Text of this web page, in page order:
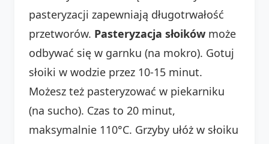
pasteryzacji zapewniają długotrwałość
przetworów. Pasteryzacja słoików może
odbywać się w garnku (na mokro). Gotuj
słoiki w wodzie przez 10-15 minut.
Możesz też pasteryzować w piekarniku
(na sucho). Czas to 20 minut,
maksymalnie 110°C. Grzyby ułóż w słoiku